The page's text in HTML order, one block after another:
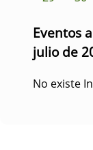
Eventos
julio de
No existe